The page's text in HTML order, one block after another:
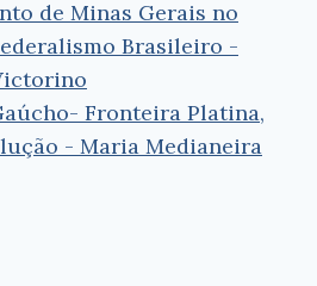
de Minas Gerais no
Brasileiro -
Fronteira Platina,
- Maria Medianeira